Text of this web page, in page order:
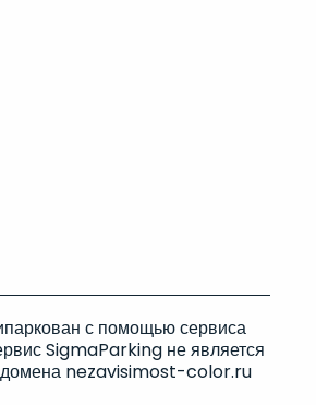
с помощью сервиса
SigmaParking не является
домена nezavisimost-color.ru